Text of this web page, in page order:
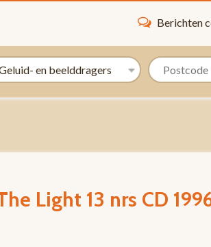
Berichten
Light 13 nrs CD